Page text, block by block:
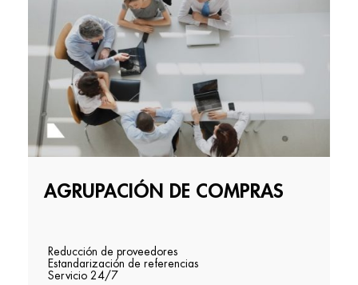
AGRUPACIÓN DE COMPRAS
Reducción de proveedores
Estandarización de referencias
Servicio 24/7